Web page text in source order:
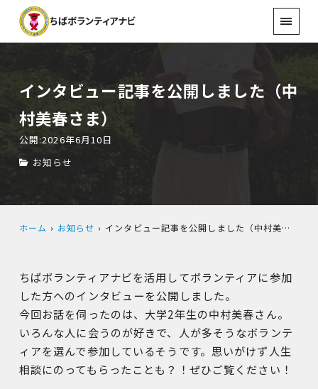
インタビュー記事を公開しました（中
村美春さま）
公開:2026年6月10日
お知らせ
ホーム お知らせ インタビュー記事を公開しました（中村美春さま）
ちばボランティアナビを活用してボランティアに参加
した方へのインタビューを公開しました。
今回お話を伺ったのは、大学2年生の中村美春さん。
いろんな人に会うのが好きで、人が多そうなボランテ
ィアを選んで参加しているそうです。思いがけず人生
相談にのってもらったことも？！ぜひご覧ください！